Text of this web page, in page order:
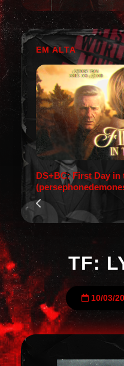
EM ALTA
DS+BC: First Day in
TF:
10/03/